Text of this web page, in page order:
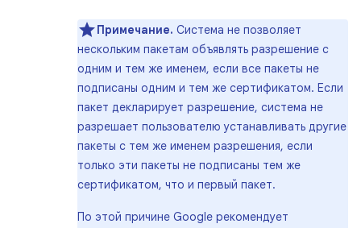
Примечание. Система не позволяет
нескольким пакетам объявлять разрешение с
одним и тем же именем, если все пакеты не
подписаны одним и тем же сертификатом. Если
пакет декларирует разрешение, система не
разрешает пользователю устанавливать другие
пакеты с тем же именем разрешения, если
только эти пакеты не подписаны тем же
сертификатом, что и первый пакет.
По этой причине Google рекомендует